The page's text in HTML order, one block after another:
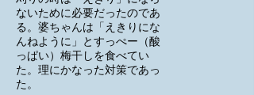
ないために必要だったのであ
る。婆ちゃんは「えきりにな
んねように」とすっぺー（酸
っぱい）梅干しを食べてい
た。理にかなった対策であっ
た。